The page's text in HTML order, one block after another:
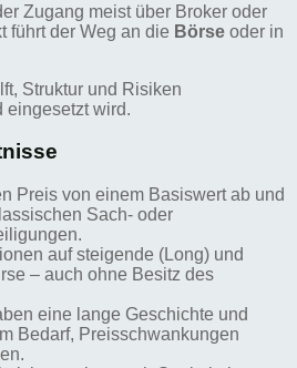
Zugang meist über Broker oder
führt der Weg an die Börse oder in
Struktur und Risiken
eingesetzt wird.
Preis von einem Basiswert ab und
Sach- oder
auf steigende (Long) und
– auch ohne Besitz des
eine lange Geschichte und
Bedarf, Preisschwankungen